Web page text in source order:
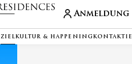
Anmeldung
ZIELKULTUR & HAPPENING